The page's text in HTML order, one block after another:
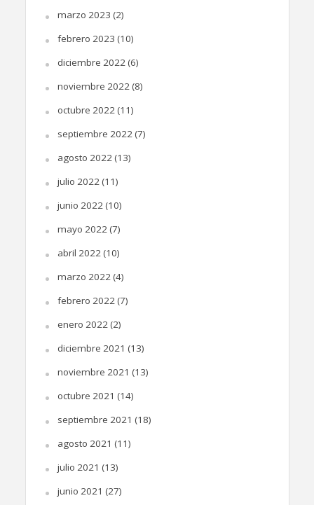
marzo 2023 (2)
febrero 2023 (10)
diciembre 2022(6)
noviembre 2022(8)
octubre 2022(11)
septiembre 2022(7)
agosto 2022(13)
julio 2022(11)
junio 2022(10)
mayo 2022(7)
abril 2022(10)
marzo 2022(4)
febrero 2022(7)
enero 2022(2)
diciembre 2021 (13)
noviembre 2021 (13)
octubre 2021 (14)
septiembre 2021 (18)
agosto 2021 (11)
julio 2021 (13)
junio 2021 (27)